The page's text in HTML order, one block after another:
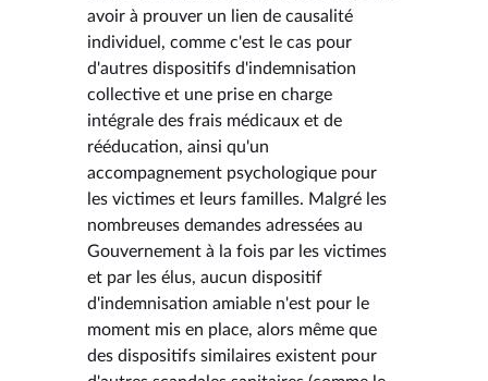
avoir à prouver un lien de causalité
individuel, comme c'est le cas pour
d'autres dispositifs d'indemnisation
collective et une prise en charge
intégrale des frais médicaux et de
rééducation, ainsi qu'un
accompagnement psychologique pour
les victimes et leurs familles. Malgré les
nombreuses demandes adressées au
Gouvernement à la fois par les victimes
et par les élus, aucun dispositif
d'indemnisation amiable n'est pour le
moment mis en place, alors même que
des dispositifs similaires existent pour